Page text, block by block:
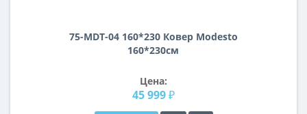
75-MDT-04 160*230 Ковер Modesto
160*230см
Цена:
45 999 ₽